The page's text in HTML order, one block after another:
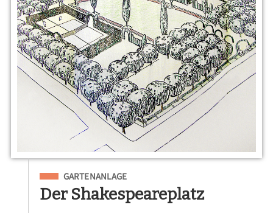
Eingeordnet unter
GARTENANLAGE
Der Shakespeareplatz